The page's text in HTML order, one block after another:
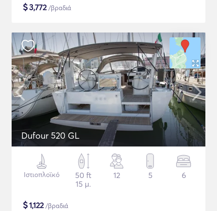
$3,772/βραδιά
Dufour 520 GL
Ιστιοπλοϊκό
50 ft
15 μ.
12 5 6
$1,122/βραδιά